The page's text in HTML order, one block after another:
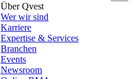
Über Qvest
Wer wir sind
Karriere
Expertise & Services
Branchen
Events
Newsroom